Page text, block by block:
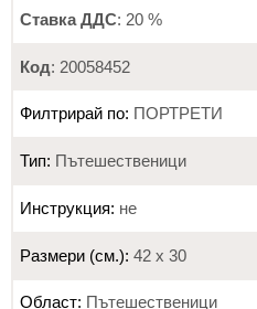
Ставка ДДС: 20 %
Код: 20058452
Филтрирай по: ПОРТРЕТИ
Тип: Пътешественици
Инструкция: не
Размери (см.): 42 х 30
Област: Пътешественици